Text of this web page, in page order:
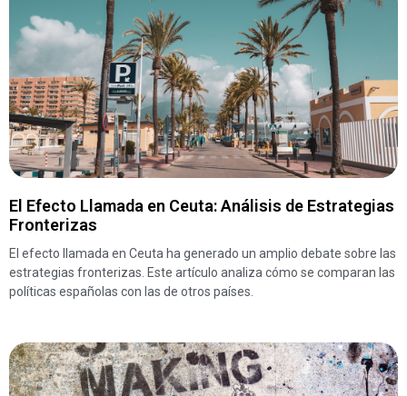
El Efecto Llamada en Ceuta: Análisis de Estrategias
Fronterizas
El efecto llamada en Ceuta ha generado un amplio debate sobre las
estrategias fronterizas. Este artículo analiza cómo se comparan las
políticas españolas con las de otros países.